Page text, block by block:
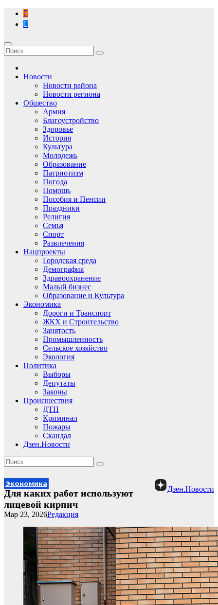
Перейти
содержимому
Новости
Новости района
Новости региона
Общество
Армия
Благоустройство
Здоровье
История
Культура
Молодежь
Образование
Патриотизм
Погода
Помощь
Пособия и Пенсии
Праздники
Религия
Семья
Спорт
Развлечения
Нацпроекты
Городская среда
Демография
Здравоохранение
Малый бизнес
Образование и Культура
Экономика
Дороги и Транспорт
ЖКХ и Строительство
Занятость
Промышленность
Сельское хозяйство
Экология
Политика
Выборы
Депутаты
Законы
Происшествия
ДТП
Криминал
Пожары
Скандал
Дзен.Новости
Дзен.Новости
Экономика
Для каких работ используют
лицевой кирпич
Редакция
Мар 23, 2026